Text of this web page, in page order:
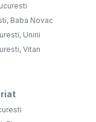
Baba Novac
Unirii
Vitan